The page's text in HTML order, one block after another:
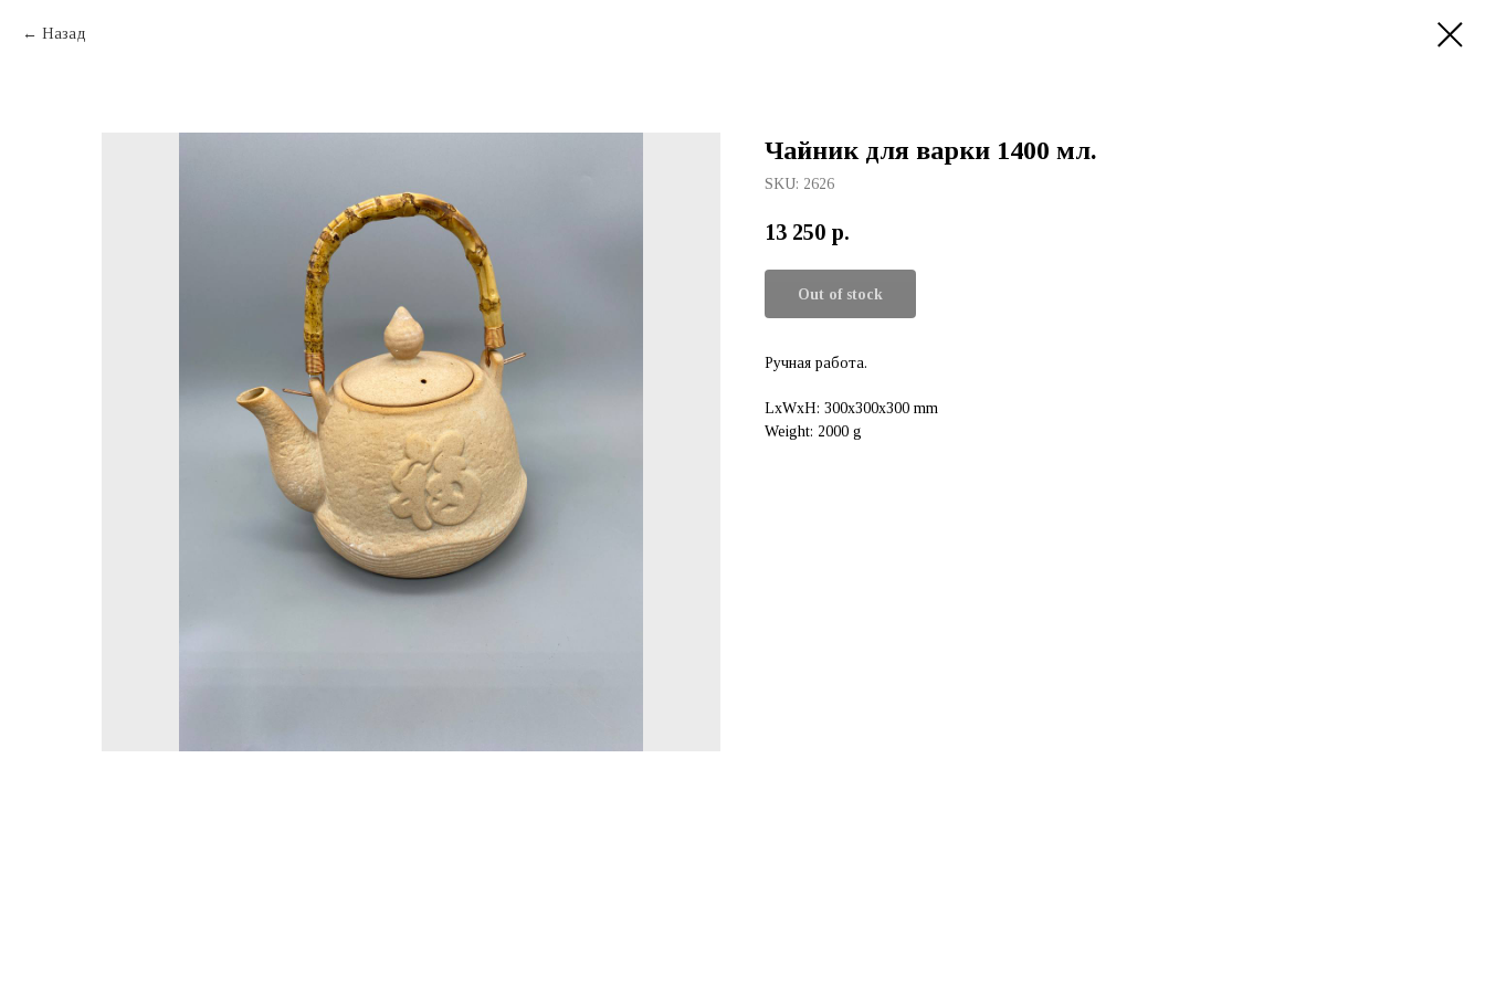
Назад
Чайник для варки 1400 мл.
SKU: 2626
13 250 р.
Out of stock
Ручная работа.
LxWxH: 300x300x300 mm
Weight: 2000 g